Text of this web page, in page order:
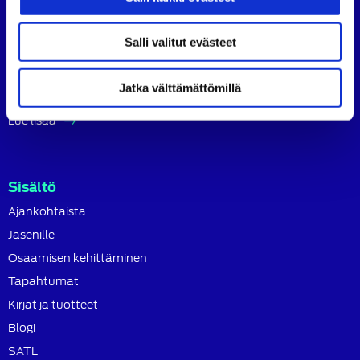
Salli valitut evästeet
Jatka välttämättömillä
ammattilaisten ja asiantuntijoiden yhteistyö- ja
SATL toimii jäsenyhdistystensä kattojärjestönä, jonka
tavoitteena on ylläpitää ja kehittää koko autoalan
osaamista ja ammattitaitoa.
Lue lisää
Sisältö
Ajankohtaista
Jäsenille
Osaamisen kehittäminen
Tapahtumat
Kirjat ja tuotteet
Blogi
SATL